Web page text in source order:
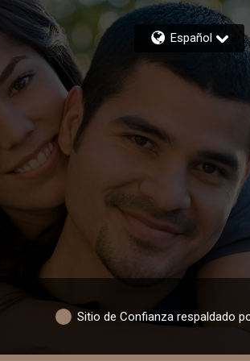
Español
Sitio de Confianza respaldado